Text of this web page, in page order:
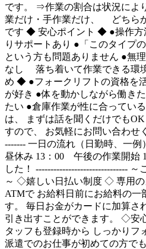
です。 ⇒作業の割合は状況によ
業だけ・手作業だけ、 どちら
です ◆ 安心ポイント ◆ ●操作
りサポートあり ●「このタイ
という方も問題ありません ●無
なし 落ち着いて作業できる環
め ◆ ●フォークリフトの資格を
が好き ●体を動かしながら働き
たい ●倉庫作業が性に合ってい
は、 まずは話を聞くだけでも
すので、 お気軽にお問い合わせ
------- 一日の流れ（日勤時、
昼休み 13：00 午後の作業開
した！ ------------------------------- ～
～ ◇嬉しい日払い制度 ◇ 専用の
ATMで お給料日前にお給料の一
す。 毎日お金がカードに加算さ
引き出すことができます。 ◇安
タッフも登録時から しっかりフ
派遣でのお仕事が初めての方で